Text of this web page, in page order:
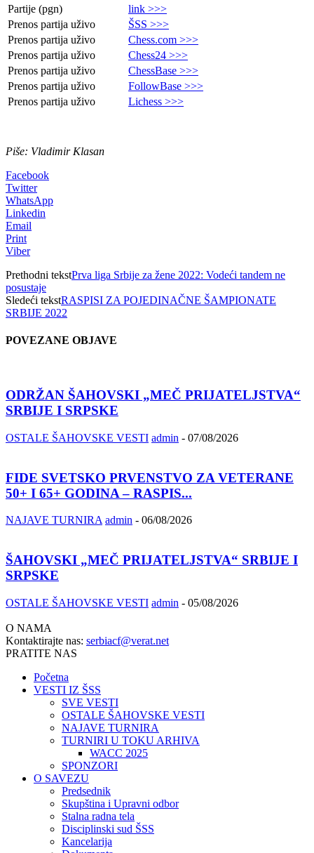
Partije (pgn)
link >>>
Prenos partija uživo
ŠSS >>>
Prenos partija uživo
Chess.com >>>
Prenos partija uživo
Chess24 >>>
Prenos partija uživo
ChessBase >>>
Prenos partija uživo
FollowBase >>>
Prenos partija uživo
Lichess >>>
Piše: Vladimir Klasan
Facebook
Twitter
WhatsApp
Linkedin
Email
Print
Viber
Prethodni tekstPrva liga Srbije za žene 2022: Vodeći tandem ne
posustaje
Sledeći tekstRASPISI ZA POJEDINAČNE ŠAMPIONATE
SRBIJE 2022
POVEZANE OBJAVE
ODRŽAN ŠAHOVSKI „MEČ PRIJATELJSTVA“
SRBIJE I SRPSKE
OSTALE ŠAHOVSKE VESTI admin - 07/08/2026
FIDE SVETSKO PRVENSTVO ZA VETERANE
50+ I 65+ GODINA – RASPIS...
NAJAVE TURNIRA admin - 06/08/2026
ŠAHOVSKI „MEČ PRIJATELJSTVA“ SRBIJE I
SRPSKE
OSTALE ŠAHOVSKE VESTI admin - 05/08/2026
O NAMA
Kontaktirajte nas: serbiacf@verat.net
PRATITE NAS
Početna
VESTI IZ ŠSS
SVE VESTI
OSTALE ŠAHOVSKE VESTI
NAJAVE TURNIRA
TURNIRI U TOKU ARHIVA
WACC 2025
SPONZORI
O SAVEZU
Predsednik
Skupština i Upravni odbor
Stalna radna tela
Disciplinski sud ŠSS
Kancelarija